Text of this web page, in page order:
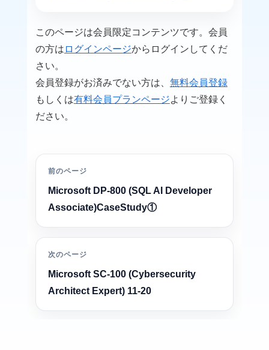
このページは会員限定コンテンツです。会員
の方は ログインページからログインしてくだ
さい。
会員登録がお済みでない方は、 無料会員登録
もしくは有料会員プランページよりご登録く
ださい。
前のページ
Microsoft DP-800 (SQL AI Developer
Associate)CaseStudy①
次のページ
Microsoft SC-100 (Cybersecurity
Architect Expert) 11-20